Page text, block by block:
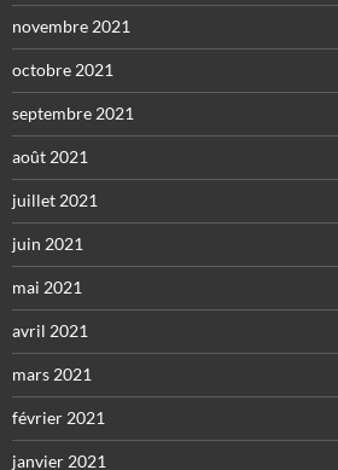
novembre 2021
octobre 2021
septembre 2021
août 2021
juillet 2021
juin 2021
mai 2021
avril 2021
mars 2021
février 2021
janvier 2021